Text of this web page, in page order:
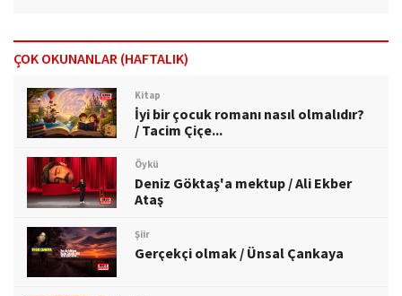
ÇOK OKUNANLAR (HAFTALIK)
Kitap
İyi bir çocuk romanı nasıl olmalıdır?
/ Tacim Çiçe...
Öykü
Deniz Göktaş'a mektup / Ali Ekber
Ataş
Şiir
Gerçekçi olmak / Ünsal Çankaya